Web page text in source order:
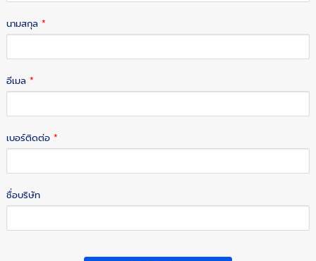
นามสกุล*
อีเมล*
เบอร์ติดต่อ*
ชื่อบริษัท